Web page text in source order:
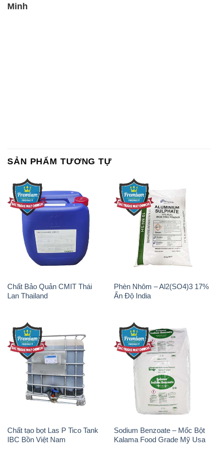
Minh
SẢN PHẨM TƯƠNG TỰ
Chất Bảo Quản CMIT Thái
Lan Thailand
Phèn Nhôm – Al2(SO4)3 17%
Ấn Độ India
Chất tạo bọt Las P Tico Tank
IBC Bồn Việt Nam
Sodium Benzoate – Mốc Bột
Kalama Food Grade Mỹ Usa